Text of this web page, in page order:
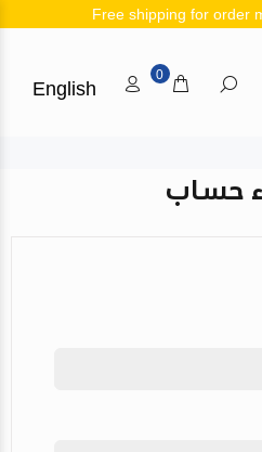
Free shipping for order
0
English
حساب